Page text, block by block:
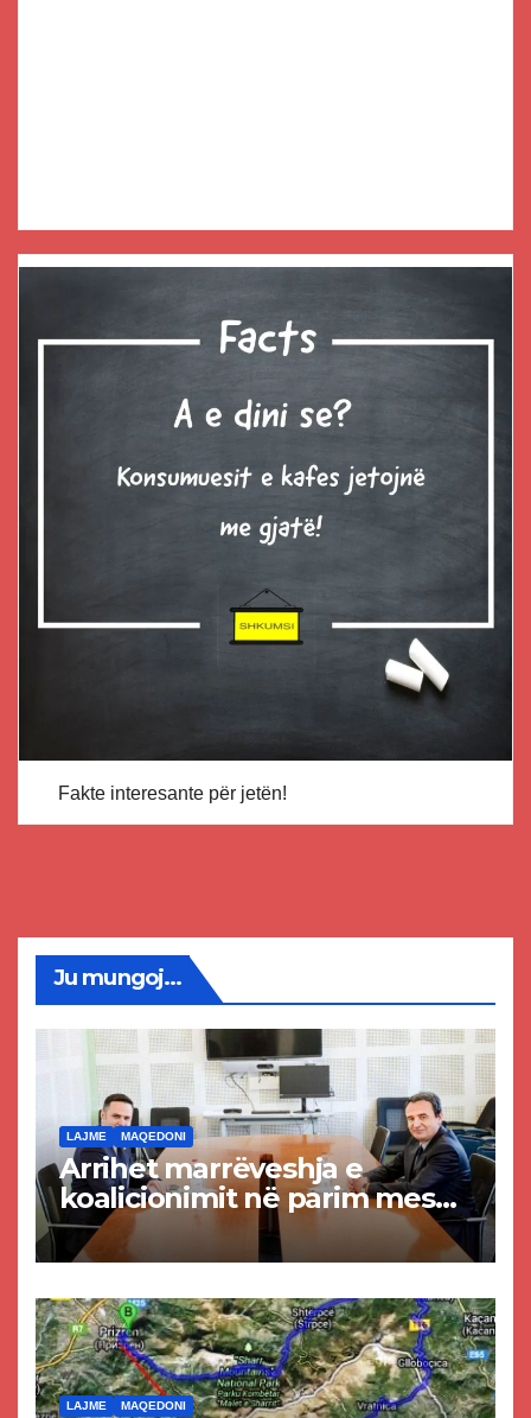
Fakte interesante për jetën!
Ju mungoj...
LAJME MAQEDONI
Arrihet marrëveshja e
koalicionimit në parim mes
Kurtit dhe Abdixhikut
LAJME MAQEDONI